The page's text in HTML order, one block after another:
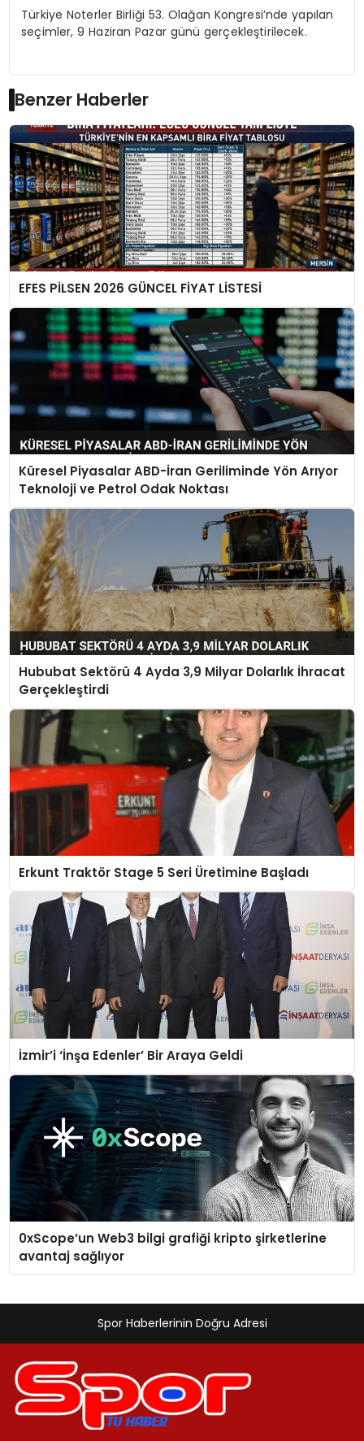
Türkiye Noterler Birliği 53. Olağan Kongresi’nde yapılan
seçimler, 9 Haziran Pazar günü gerçekleştirilecek.
Benzer Haberler
EFES PİLSEN 2026 GÜNCEL FİYAT LİSTESİ
Küresel Piyasalar ABD-İran Geriliminde Yön Arıyor
Teknoloji ve Petrol Odak Noktası
Hububat Sektörü 4 Ayda 3,9 Milyar Dolarlık İhracat
Gerçekleştirdi
Erkunt Traktör Stage 5 Seri Üretimine Başladı
İzmir’i ‘İnşa Edenler’ Bir Araya Geldi
0xScope’un Web3 bilgi grafiği kripto şirketlerine
avantaj sağlıyor
Spor Haberlerinin Doğru Adresi